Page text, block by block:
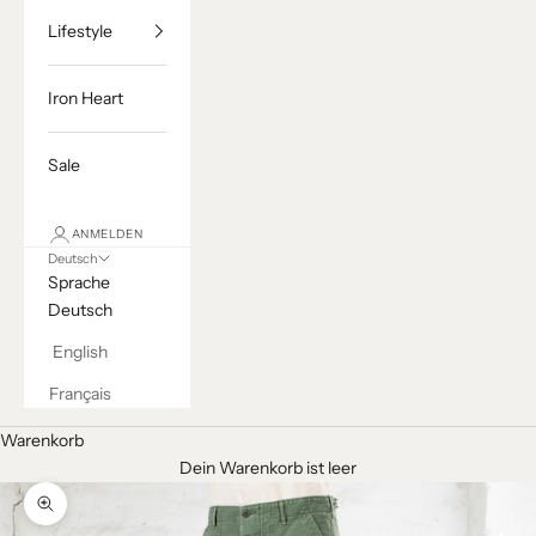
Lifestyle
Iron Heart
Sale
ANMELDEN
Deutsch
Sprache
Deutsch
English
Français
Warenkorb
Dein Warenkorb ist leer
Bild vergrößern